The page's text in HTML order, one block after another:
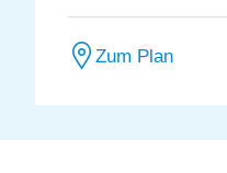
Zum Plan